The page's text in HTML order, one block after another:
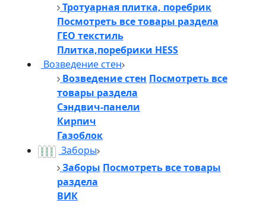
Тротуарная плитка, поребрик
Посмотреть все товары раздела
ГЕО текстиль
Плитка,поребрики HESS
Возведение стен
Возведение стен Посмотреть все
товары раздела
Сэндвич-панели
Кирпич
Газоблок
Заборы
Заборы Посмотреть все товары
раздела
ВИК